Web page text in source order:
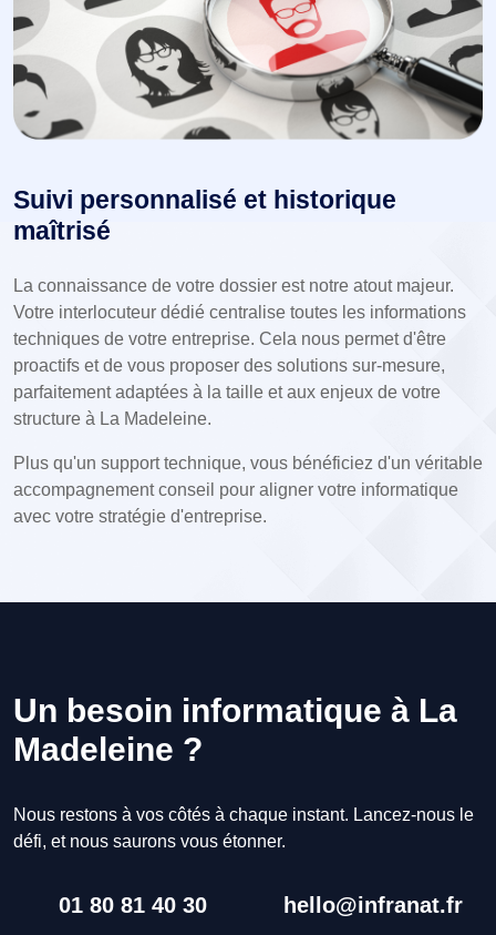
Suivi personnalisé et historique
maîtrisé
La connaissance de votre dossier est notre atout majeur.
Votre interlocuteur dédié centralise toutes les informations
techniques de votre entreprise. Cela nous permet d'être
proactifs et de vous proposer des solutions sur-mesure,
parfaitement adaptées à la taille et aux enjeux de votre
structure à La Madeleine.
Plus qu'un support technique, vous bénéficiez d'un véritable
accompagnement conseil pour aligner votre informatique
avec votre stratégie d'entreprise.
Un besoin informatique à La
Madeleine ?
Nous restons à vos côtés à chaque instant. Lancez-nous le
défi, et nous saurons vous étonner.
01 80 81 40 30 hello@infranat.fr